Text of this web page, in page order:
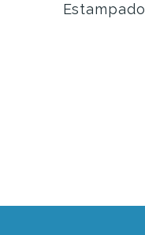
Estampado